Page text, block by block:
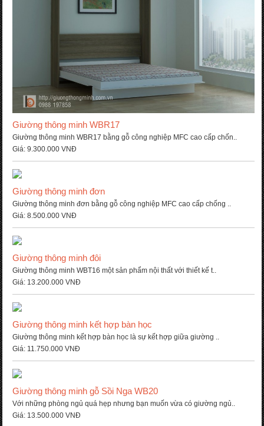
Giường thông minh WBR17
Giường thông minh WBR17 bằng gỗ công nghiệp MFC cao cấp chốn..
Giá:9.300.000 VNĐ
Giường thông minh đơn
Giường thông minh đơn bằng gỗ công nghiệp MFC cao cấp chống ..
Giá:8.500.000 VNĐ
Giường thông minh đôi
Giường thông minh WBT16 một sản phẩm nội thất với thiết kế t..
Giá: 13.200.000 VNĐ
Giường thông minh kết hợp bàn học
Giường thông minh kết hợp bàn học là sự kết hợp giữa giường ..
Giá: 11.750.000 VNĐ
Giường thông minh gỗ Sồi Nga WB20
Với những phòng ngủ quá hẹp nhưng bạn muốn vừa có giường ngủ..
Giá: 13.500.000 VNĐ